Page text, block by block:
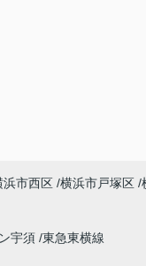
浜市西区 横浜市戸塚区
宇須 東急東横線